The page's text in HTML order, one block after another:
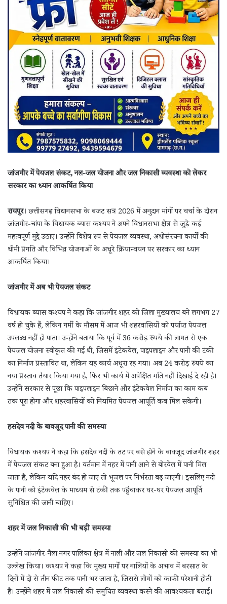
जांजगीर में पेयजल संकट, नल-जल योजना और जल निकासी व्यवस्था को लेकर
सरकार का ध्यान आकर्षित किया
रायपुर।छत्तीसगढ़ विधानसभा के बजट सत्र 2026 में अनुदान मांगों पर चर्चा के दौरान
जांजगीर-चांपा के विधायक ब्यास कश्यप ने अपने विधानसभा क्षेत्र से जुड़े कई
महत्वपूर्ण मुद्दे उठाए। उन्होंने विशेष रूप से पेयजल व्यवस्था, अधोसंरचना कार्यों की
धीमी प्रगति और विभिन्न योजनाओं के अधूरे क्रियान्वयन पर सरकार का ध्यान
आकर्षित किया।
जांजगीर में अब भी पेयजल संकट
विधायक ब्यास कश्यप ने कहा कि जांजगीर शहर को जिला मुख्यालय बने लगभग 27
वर्ष हो चुके हैं, लेकिन गर्मी के मौसम में आज भी शहरवासियों को पर्याप्त पेयजल
उपलब्ध नहीं हो पाता। उन्होंने बताया कि पूर्व में 36 करोड़ रुपये की लागत से एक
पेयजल योजना स्वीकृत की गई थी, जिसमें इंटेकवेल, पाइपलाइन और पानी की टंकी
का निर्माण प्रस्तावित था, लेकिन यह कार्य अधूरा रह गया। अब 24 करोड़ रुपये का
नया प्रस्ताव तैयार किया गया है, फिर भी कार्य में अपेक्षित गति नहीं दिखाई दे रही है।
उन्होंने सरकार से पूछा कि पाइपलाइन बिछाने और इंटेकवेल निर्माण का काम कब
तक पूरा होगा और शहरवासियों को नियमित पेयजल आपूर्ति कब मिल सकेगी।
हसदेव नदी के बावजूद पानी की समस्या
विधायक कश्यप ने कहा कि हसदेव नदी के तट पर बसे होने के बावजूद जांजगीर शहर
में पेयजल संकट बना हुआ है। वर्तमान में नहर में पानी आने से बोरवेल में पानी मिल
जाता है, लेकिन यदि नहर बंद हो जाए तो भूजल पर निर्भरता बढ़ जाएगी। इसलिए नदी
के पानी को इंटेकवेल के माध्यम से टंकी तक पहुंचाकर घर-घर पेयजल आपूर्ति
सुनिश्चित की जानी चाहिए।
शहर में जल निकासी की भी बड़ी समस्या
उन्होंने जांजगीर-नैला नगर पालिका क्षेत्र में नाली और जल निकासी की समस्या का भी
उल्लेख किया। कश्यप ने कहा कि मुख्य मार्गों पर नालियों के अभाव में बरसात के
दिनों में दो से तीन फीट तक पानी भर जाता है, जिससे लोगों को काफी परेशानी होती
है। उन्होंने शहर में जल निकासी की समुचित व्यवस्था करने की आवश्यकता बताई।